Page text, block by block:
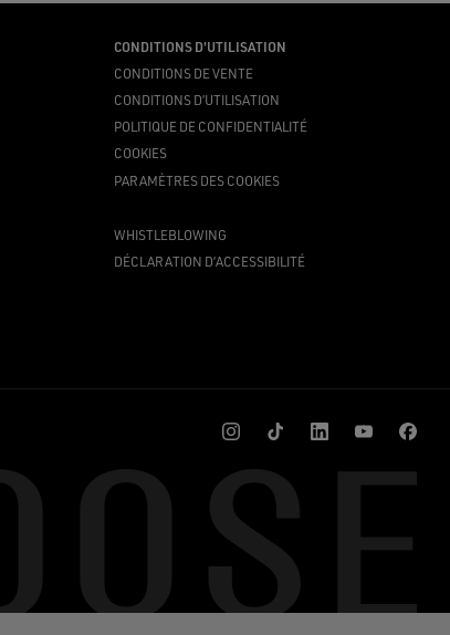
CONDITIONS D'UTILISATION
CONDITIONS DE VENTE
CONDITIONS D’UTILISATION
POLITIQUE DE CONFIDENTIALITÉ
COOKIES
PARAMÈTRES DES COOKIES
WHISTLEBLOWING
DÉCLARATION D’ACCESSIBILITÉ